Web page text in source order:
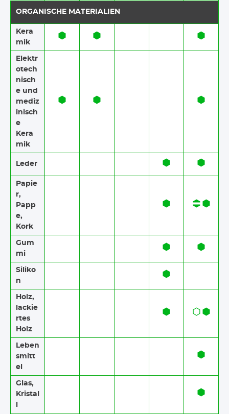
ORGANISCHE MATERIALIEN
Kera
mik
Elektr
otech
nisch
e und
mediz
inisch
e
Kera
mik
Leder
Papie
r,
Papp
e,
Kork
Gum
mi
Siliko
n
Holz,
lackie
rtes
Holz
Leben
smitt
el
Glas,
Kristal